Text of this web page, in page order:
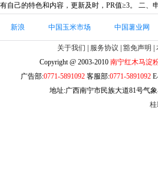
自己的特色和内容，更新及时，PR值≥3。 二
新浪 中国玉米市场 中国薯业网
关于我们 服务协议 豁免声明
Copyright @ 2003-2010 南宁红木马淀
广告部:0771-5891092客服部:0771-5891092
地址:广西南宁市民族大道81号气
桂